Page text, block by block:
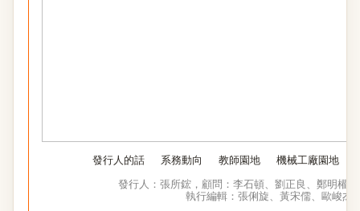
發行人的話 系務動向 教師園地 機械工廠園地
發行人：張所鋐， 顧問：李石頓、劉正良、鄭明權
執行編輯：張俐旋、黃宋儒、歐峻